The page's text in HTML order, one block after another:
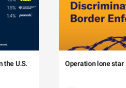
the U.S. Operation lone star